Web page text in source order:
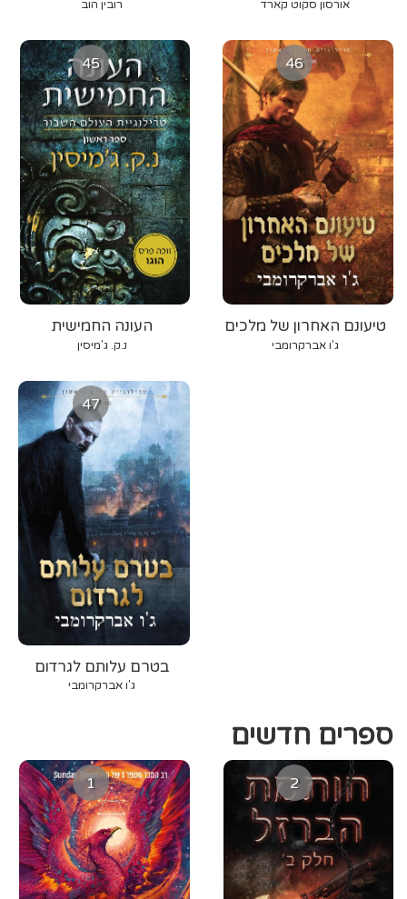
רובין הוב אורסון סקוט קארד
45
העונה החמישית
נ.ק. ג'מיסין
46
טיעונם האחרון של מלכים
ג'ו אברקרומבי
47
בטרם עלותם לגרדום
ג'ו אברקרומבי
ספרים חדשים
1 2